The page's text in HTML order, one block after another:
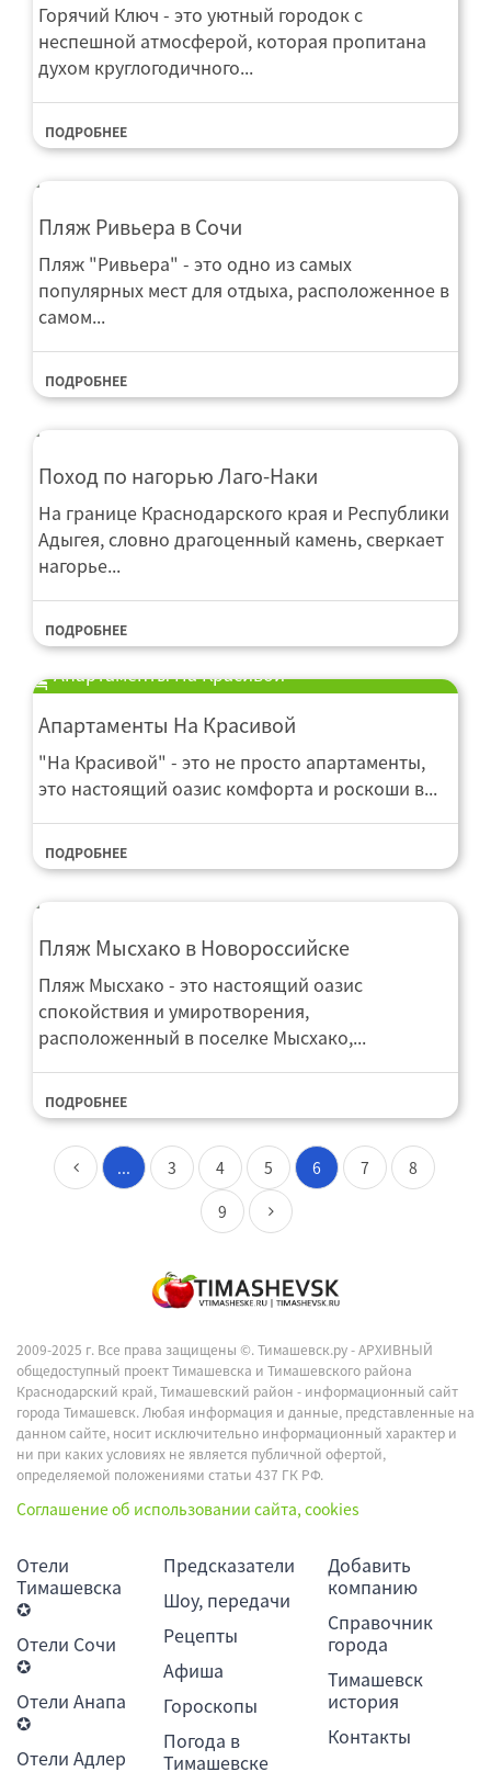
Горячий Ключ - это уютный городок с
неспешной атмосферой, которая пропитана
духом круглогодичного...
ПОДРОБНЕЕ
Пляж Ривьера в Сочи
Пляж "Ривьера" - это одно из самых
популярных мест для отдыха, расположенное в
самом...
ПОДРОБНЕЕ
Поход по нагорью Лаго-Наки
На границе Краснодарского края и Республики
Адыгея, словно драгоценный камень, сверкает
нагорье...
ПОДРОБНЕЕ
Апартаменты На Красивой
Апартаменты На Красивой
"На Красивой" - это не просто апартаменты,
это настоящий оазис комфорта и роскоши в...
ПОДРОБНЕЕ
Пляж Мысхако в Новороссийске
Пляж Мысхако - это настоящий оазис
спокойствия и умиротворения,
расположенный в поселке Мысхако,...
ПОДРОБНЕЕ
... 3 4 5 6 7
8
9
2009-2025 г. Все права защищены ©.Тимашевск.ру - АРХИВНЫЙ
общедоступный проект Тимашевска и Тимашевского района
Краснодарский край, Тимашевский район - информационный сайт
города Тимашевск. Любая информация и данные, представленные на
данном сайте, носит исключительно информационный характер и
ни при каких условиях не является публичной офертой,
определяемой положениями статьи 437 ГК РФ.
Соглашение об использовании сайта, cookies
Отели
Тимашевска
✪
Отели Сочи
✪
Отели Анапа
✪
Отели Адлер
Предсказатели
Шоу, передачи
Рецепты
Афиша
Гороскопы
Погода в
Тимашевске
Добавить
компанию
Справочник
города
Тимашевск
история
Контакты